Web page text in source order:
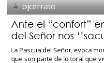
ojcerrato
Ante el “confort”
del Señor nos
La Pascua del Señor, evoca
que son parte de lo toral que